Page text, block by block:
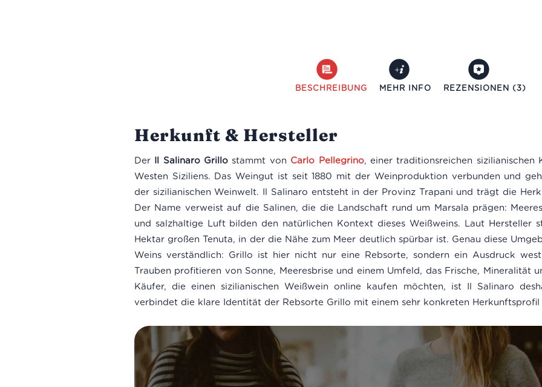
BESCHREIBUNG MEHR INFO REZENSIONEN (3)
Herkunft & Hersteller
Der Il Salinaro Grillostammt von Carlo Pellegrino, einer traditionsreichen sizilianischen
Westen Siziliens. Das Weingut ist seit 1880 mit der Weinproduktion verbunden und
der sizilianischen Weinwelt. Il Salinaro entsteht in der Provinz Trapani und trägt die
Der Name verweist auf die Salinen, die die Landschaft rund um Marsala prägen:
und salzhaltige Luft bilden den natürlichen Kontext dieses Weißweins. Laut Hersteller
Hektar großen Tenuta, in der die Nähe zum Meer deutlich spürbar ist. Genau diese
Weins verständlich: Grillo ist hier nicht nur eine Rebsorte, sondern ein Ausdruck
Trauben profitieren von Sonne, Meeresbrise und einem Umfeld, das Frische, Mineralität
Käufer, die einen sizilianischen Weißwein online kaufen möchten, ist Il Salinaro
verbindet die klare Identität der Rebsorte Grillo mit einem sehr konkreten Herkunftsprofil